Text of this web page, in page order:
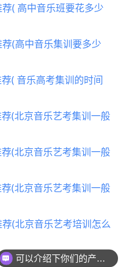
( 高中音乐班要花多少
(高中音乐集训要多少
( 音乐高考集训的时间
(北京音乐艺考集训一般
(北京音乐艺考集训一般
(北京音乐艺考集训一般
(北京音乐艺考培训怎么
(北京最靠谱的艺考培训
可以介绍下你们的产品么